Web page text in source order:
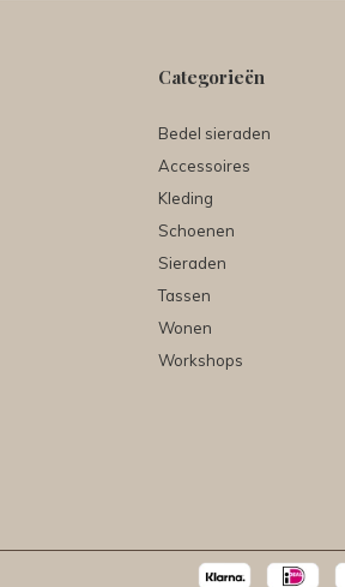
Categorieën
Bedel sieraden
Accessoires
Kleding
Schoenen
Sieraden
Tassen
Wonen
Workshops